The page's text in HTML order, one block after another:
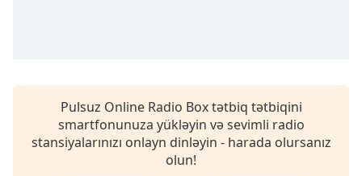
selected
subtitles
Pulsuz Online Radio Box tətbiq tətbiqini
smartfonunuza yükləyin və sevimli radio
stansiyalarınızı onlayn dinləyin - harada olursanız
olun!